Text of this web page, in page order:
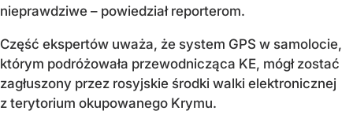
nieprawdziwe – powiedział reporterom.
Część ekspertów uważa, że system GPS w samolocie,
którym podróżowała przewodnicząca KE, mógł zostać
zagłuszony przez rosyjskie środki walki elektronicznej
z terytorium okupowanego Krymu.